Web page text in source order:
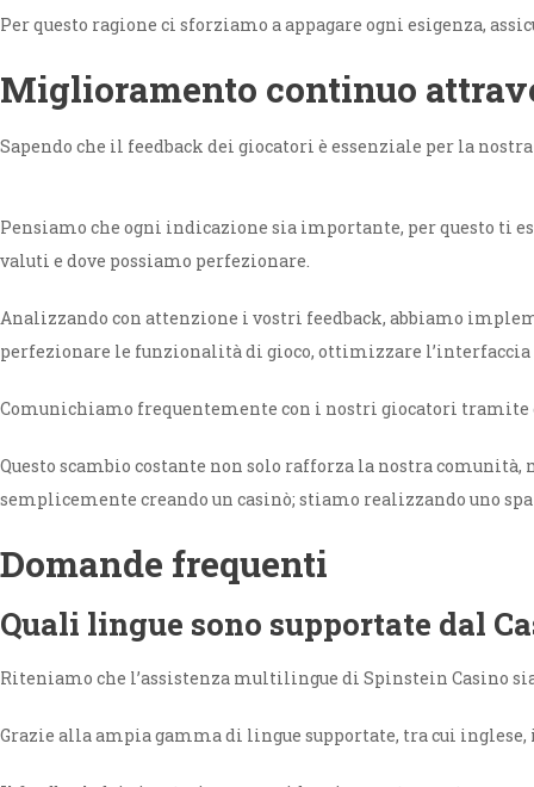
Per questo ragione ci sforziamo a appagare ogni esigenza,
Miglioramento continuo
Sapendo che il feedback dei giocatori è essenziale per la
Pensiamo che ogni indicazione sia importante, per questo ti
valuti e dove possiamo perfezionare.
Analizzando con attenzione i vostri feedback, abbiamo
perfezionare le funzionalità di gioco, ottimizzare
Comunichiamo frequentemente con i nostri giocatori
Questo scambio costante non solo rafforza la nostra
semplicemente creando un casinò; stiamo realizzando uno
Domande frequenti
Quali lingue sono supportate dal
Riteniamo che l’assistenza multilingue di Spinstein Casino
Grazie alla ampia gamma di lingue supportate, tra cui inglese,